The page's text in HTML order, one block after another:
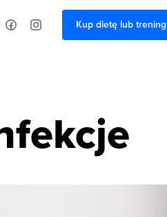
Kup dietę lub trening